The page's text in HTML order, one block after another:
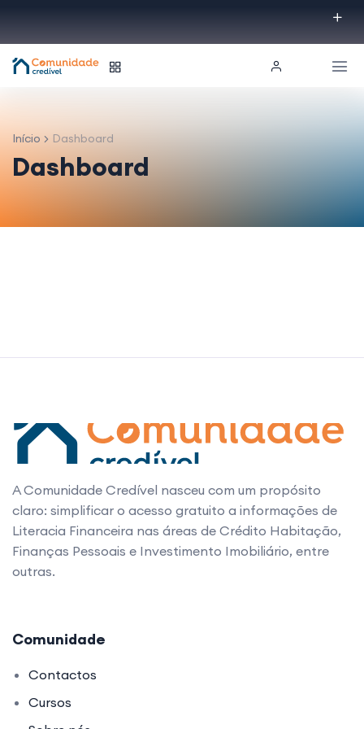
Início Dashboard
Dashboard
A Comunidade Credível nasceu com um propósito
claro: simplificar o acesso gratuito a informações de
Literacia Financeira nas áreas de Crédito Habitação,
Finanças Pessoais e Investimento Imobiliário, entre
outras.
Comunidade
Contactos
Cursos